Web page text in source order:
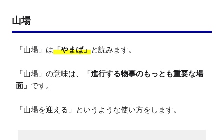
山場
「山場」は「やまば」と読みます。
「山場」の意味は、
「進行する物事のもっとも重要な場
面」 です。
「山場を迎える」というような使い方をします。